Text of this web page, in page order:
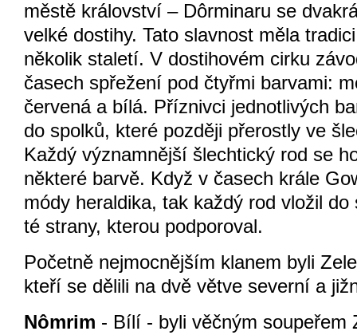
městě království – Dôrminaru se
velké dostihy. Tato slavnost měla
několik staletí. V dostihovém cirku
časech spřežení pod čtyřmi barvami:
červená a bílá. Příznivci jednotlivých
do spolků, které později přerostly ve
Každý významnější šlechtický rod se
některé barvě. Když v časech krále
módy heraldika, tak každý rod vložil do
té strany, kterou podporoval.
Početně nejmocnějším klanem byli
kteří se dělili na dvě větve severní a
Nômrim - Bílí - byli věčným soupeřem